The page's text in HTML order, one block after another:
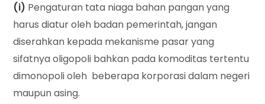
(i) Pengaturan tata niaga bahan pangan yang
harus diatur oleh badan pemerintah, jangan
diserahkan kepada mekanisme pasar yang
sifatnya oligopoli bahkan pada komoditas tertentu
dimonopoli oleh beberapa korporasi dalam negeri
maupun asing.